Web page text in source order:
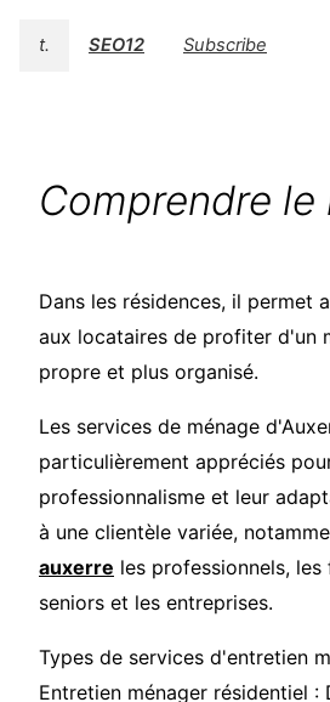
t. SEO12 Subscribe
Comprendre le
Dans les résidences, il permet
aux locataires de profiter d'un
propre et plus organisé.
Les services de ménage
particulièrement appréciés
professionnalisme et leur
à une clientèle variée,
auxerre les professionnels, les
seniors et les entreprises.
Types de services d'entretien
Entretien ménager résidentiel :